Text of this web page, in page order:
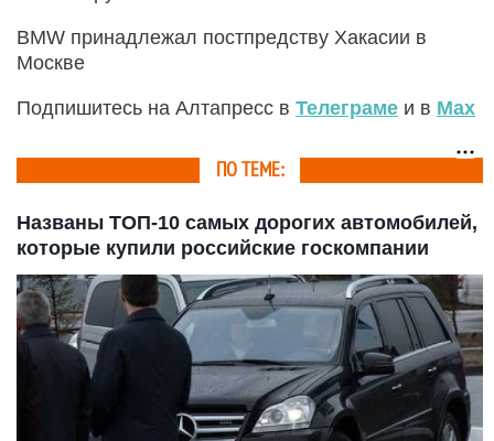
BMW принадлежал постпредству Хакасии в
Москве
Подпишитесь на Алтапресс в Телеграме и в Max
ПО ТЕМЕ:
Названы ТОП-10 самых дорогих автомобилей,
которые купили российские госкомпании